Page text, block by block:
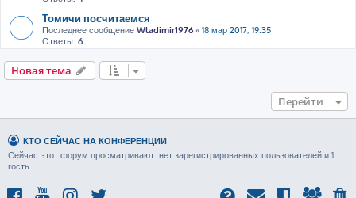
Томичи посчитаемся
Последнее сообщение Wladimir1976« 18 мар 2017, 19:35
Ответы: 6
Новая тема
Перейти
КТО СЕЙЧАС НА КОНФЕРЕНЦИИ
Сейчас этот форум просматривают: нет зарегистрированных пользователей и 1
гость